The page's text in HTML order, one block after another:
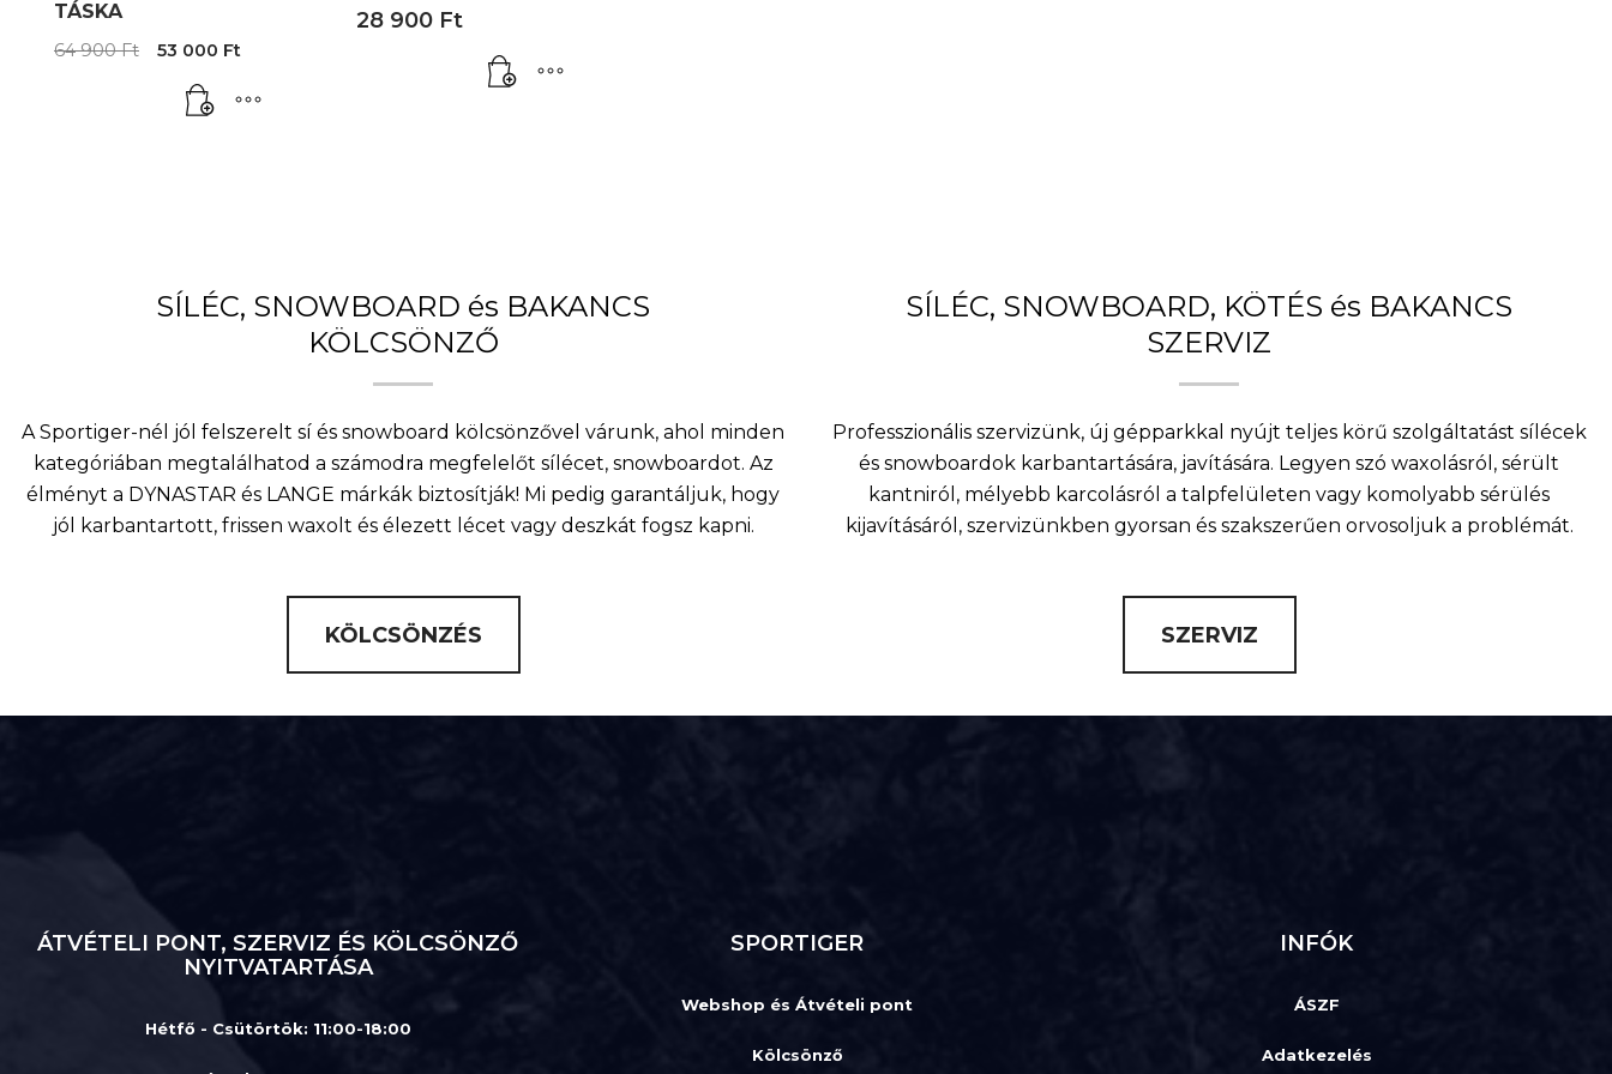
TÁSKA
64 900Ft
Original
was:
53 000 Ft
is:
28 900 Ft
SÍLÉC, SNOWBOARD és BAKANCS
KÖLCSÖNZŐ
A Sportiger-nél jól felszerelt sí és snowboard kölcsönzővel várunk, ahol minden
kategóriában megtalálhatod a számodra megfelelőt sílécet, snowboardot. Az
élményt a DYNASTAR és LANGE márkák biztosítják! Mi pedig garantáljuk, hogy
jól karbantartott, frissen waxolt és élezett lécet vagy deszkát fogsz kapni.
KÖLCSÖNZÉS
SÍLÉC, SNOWBOARD, KÖTÉS és BAKANCS
SZERVIZ
Professzionális szervizünk, új gépparkkal nyújt teljes körű szolgáltatást sílécek
és snowboardok karbantartására, javítására. Legyen szó waxolásról, sérült
kantniról, mélyebb karcolásról a talpfelületen vagy komolyabb sérülés
kijavításáról, szervizünkben gyorsan és szakszerűen orvosoljuk a problémát.
SZERVIZ
ÁTVÉTELI PONT, SZERVIZ ÉS KÖLCSÖNZŐ
NYITVATARTÁSA
Hétfő - Csütörtök: 11:00-18:00
SPORTIGER
Webshop és Átvételi pont
Kölcsönző
INFÓK
ÁSZF
Adatkezelés